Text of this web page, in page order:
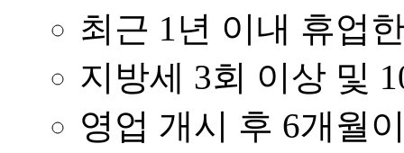
최근 1년 이내 휴업
지방세 3회 이상 및
영업 개시 후 6개월